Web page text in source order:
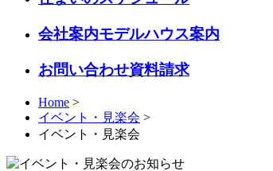
会社案内モデルハウス案内
お問い合わせ資料請求
Home >
イベント・見楽会 >
イベント・見楽会